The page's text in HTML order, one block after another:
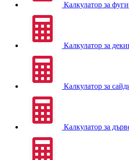
Калкулатор за
Калкулатор за
Калкулатор за
Калкулатор за